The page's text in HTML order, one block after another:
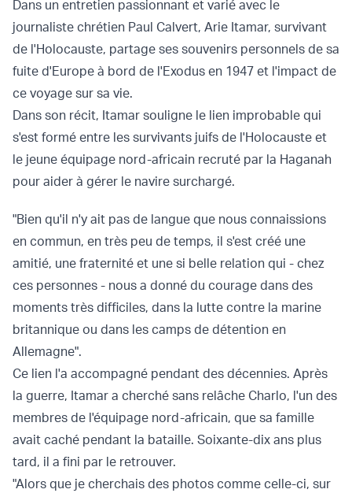
Dans un entretien passionnant et varié avec le
journaliste chrétien Paul Calvert, Arie Itamar, survivant
de l'Holocauste, partage ses souvenirs personnels de sa
fuite d'Europe à bord de l'Exodus en 1947 et l'impact de
ce voyage sur sa vie.
Dans son récit, Itamar souligne le lien improbable qui
s'est formé entre les survivants juifs de l'Holocauste et
le jeune équipage nord-africain recruté par la Haganah
pour aider à gérer le navire surchargé.
"Bien qu'il n'y ait pas de langue que nous connaissions
en commun, en très peu de temps, il s'est créé une
amitié, une fraternité et une si belle relation qui - chez
ces personnes - nous a donné du courage dans des
moments très difficiles, dans la lutte contre la marine
britannique ou dans les camps de détention en
Allemagne".
Ce lien l'a accompagné pendant des décennies. Après
la guerre, Itamar a cherché sans relâche Charlo, l'un des
membres de l'équipage nord-africain, que sa famille
avait caché pendant la bataille. Soixante-dix ans plus
tard, il a fini par le retrouver.
"Alors que je cherchais des photos comme celle-ci, sur